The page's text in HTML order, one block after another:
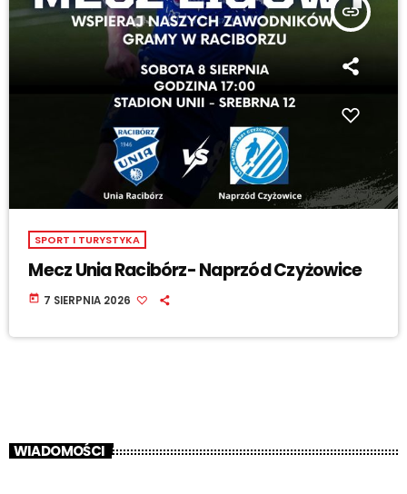
insert_link
SPORT I TURYSTYKA
Mecz Unia Racibórz- Naprzód Czyżowice
today 7 SIERPNIA 2026
WIADOMOŚCI